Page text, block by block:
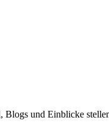
und Einblicke